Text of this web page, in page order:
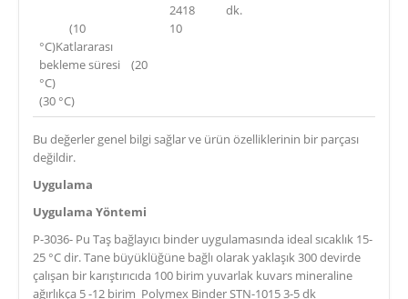
(10
°C)Katlararası
bekleme süresi (20
°C)
(30 °C)
2418
10
dk.
Bu değerler genel bilgi sağlar ve ürün özelliklerinin bir parçası
değildir.
Uygulama
Uygulama Yöntemi
P-3036- Pu Taş bağlayıcı binder uygulamasında ideal sıcaklık 15-
25 °C dir. Tane büyüklüğüne bağlı olarak yaklaşık 300 devirde
çalışan bir karıştırıcıda 100 birim yuvarlak kuvars mineraline
ağırlıkça 5 -12 birim Polymex Binder STN-1015 3-5 dk